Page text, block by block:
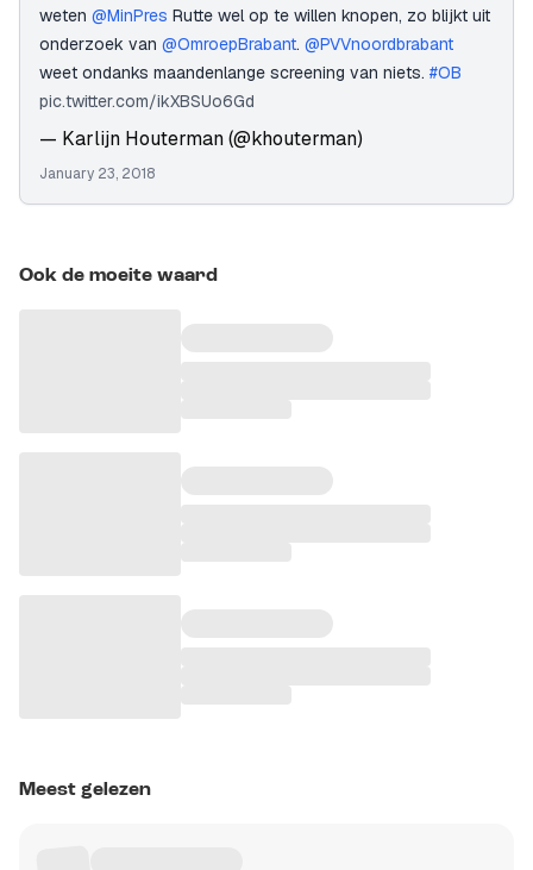
weten @MinPres Rutte wel op te willen knopen, zo blijkt uit
onderzoek van @OmroepBrabant. @PVVnoordbrabant
weet ondanks maandenlange screening van niets. #OB
pic.twitter.com/ikXBSUo6Gd
— Karlijn Houterman (@khouterman)
January 23, 2018
Ook de moeite waard
Meest gelezen